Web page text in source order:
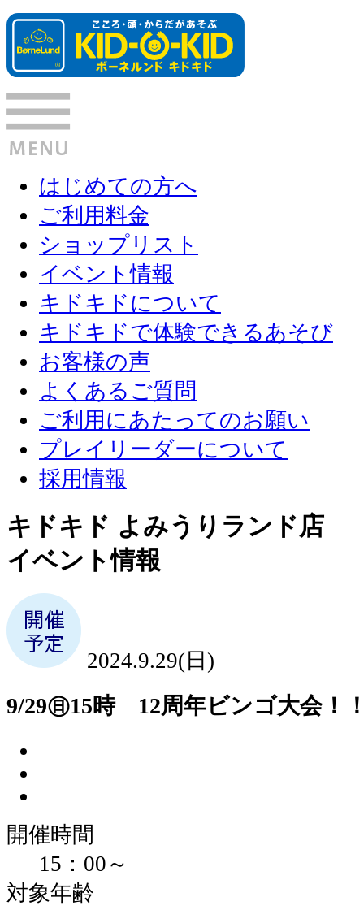
はじめての方へ
ご利用料金
ショップリスト
イベント情報
キドキドについて
キドキドで体験できるあそび
お客様の声
よくあるご質問
ご利用にあたってのお願い
プレイリーダーについて
採用情報
キドキド よみうりランド店
イベント情報
2024.9.29(日)
9/29㊐15時 12周年ビンゴ大会！
開催時間
15：00～
対象年齢